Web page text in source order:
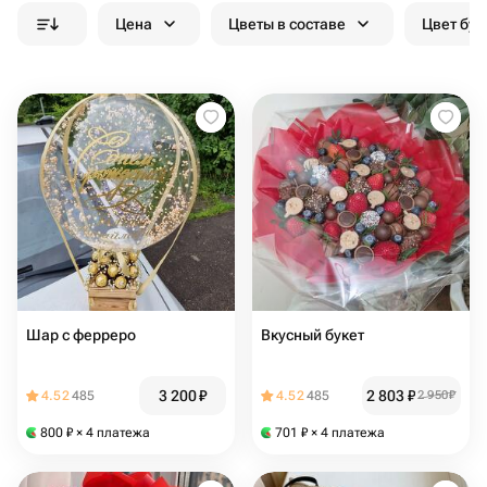
Цена Цветы в составе Цвет
Шар с ферреро
4.52485 3 200₽
800 ₽ × 4 платежа
Вкусный букет
4.52485 2 803₽2 950₽
701 ₽ × 4 платежа